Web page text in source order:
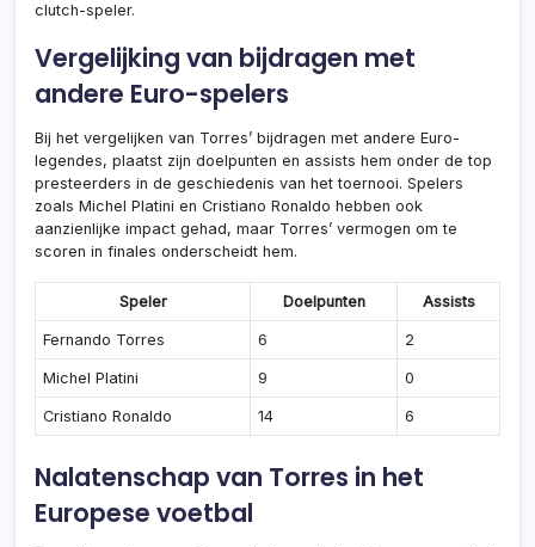
clutch-speler.
Vergelijking van bijdragen met
andere Euro-spelers
Bij het vergelijken van Torres’ bijdragen met andere Euro-
legendes, plaatst zijn doelpunten en assists hem onder de top
presteerders in de geschiedenis van het toernooi. Spelers
zoals Michel Platini en Cristiano Ronaldo hebben ook
aanzienlijke impact gehad, maar Torres’ vermogen om te
scoren in finales onderscheidt hem.
Speler Doelpunten Assists
Fernando Torres 6 2
Michel Platini 9 0
Cristiano Ronaldo 14 6
Nalatenschap van Torres in het
Europese voetbal